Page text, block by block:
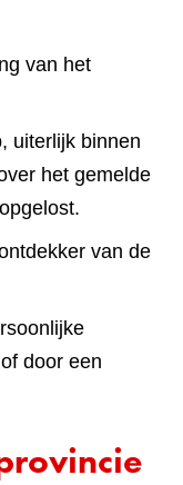
van het
uiterlijk binnen
het gemelde
van de
door een